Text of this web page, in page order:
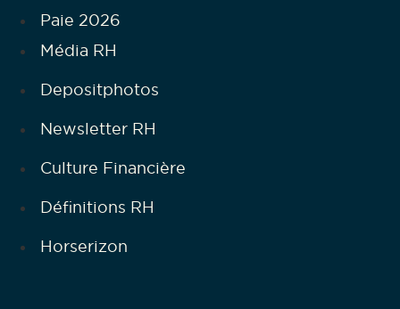
Paie 2026
Média RH
Depositphotos
Newsletter RH
Culture Financière
Définitions RH
Horserizon